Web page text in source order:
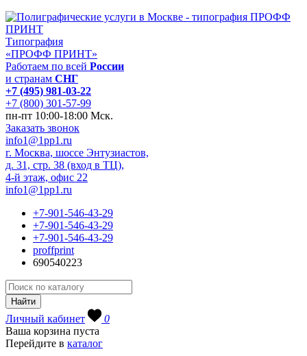
Типография
«ПРОФФ ПРИНТ»
Работаем по всей России
и странам СНГ
+7 (495) 981-03-22
+7 (800) 301-57-99
пн-пт 10:00-18:00 Мск.
Заказать звонок
info1@1pp1.ru
г. Москва, шоссе Энтузиастов,
д. 31, стр. 38 (вход в ТЦ),
4-й этаж, офис 22
info1@1pp1.ru
+7-901-546-43-29
+7-901-546-43-29
+7-901-546-43-29
proffprint
690540223
Личный кабинет
0
Ваша корзина пуста
Перейдите в каталог